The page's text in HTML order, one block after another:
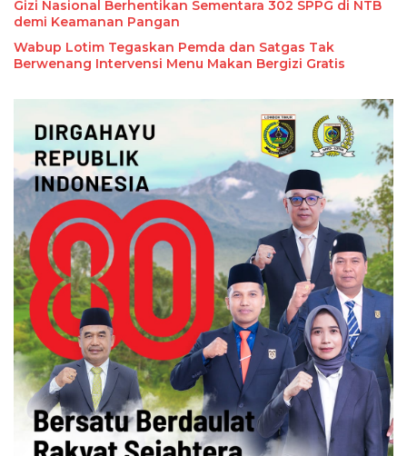
Gizi Nasional Berhentikan Sementara 302 SPPG di NTB
demi Keamanan Pangan
Wabup Lotim Tegaskan Pemda dan Satgas Tak
Berwenang Intervensi Menu Makan Bergizi Gratis